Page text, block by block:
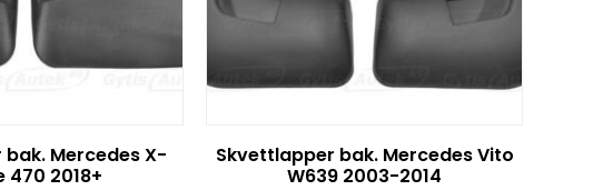
Mercedes X-
470 2018+
Skvettlapper bak. Mercedes Vito
W639 2003-2014